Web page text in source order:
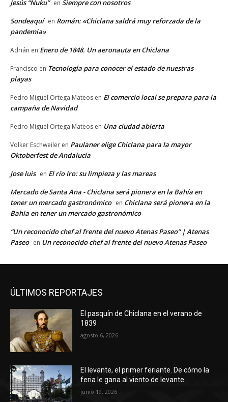
Jesús “Ñuku” en Siempre con nosotros
Sondeaquí en Román: «Chiclana saldrá muy reforzada de la
pandemia»
Adrián en Enero de 1848. Un aeronauta en Chiclana
Francisco en Tecnología para conocer el estado de nuestras
playas
Pedro Miguel Ortega Mateos en El comercio local se prepara para la
campaña de Navidad
Pedro Miguel Ortega Mateos en Una ciudad abierta
Volker Eschweiler en Paulaner elige Chiclana para la mayor
Oktoberfest de Andalucía
Jose luis en El río Iro: su limpieza y las mareas
Mercado de Santa Ana - Chiclana será pionera en la Bahía en
tener un mercado gastronómico en Chiclana será pionera en la
Bahía en tener un mercado gastronómico
“Un reconocido chef al frente del nuevo Atenas Paseo” | Atenas
Paseo en Un reconocido chef al frente del nuevo Atenas Paseo
ÚLTIMOS REPORTAJES
El pasquín de Chiclana en el verano de
1839
agosto 6, 2026
El levante, el primer feriante. De cómo la
feria le gana al viento de levante
junio 19, 2026